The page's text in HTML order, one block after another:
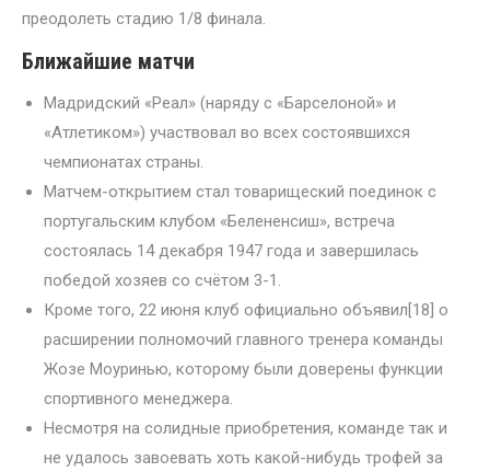
преодолеть стадию 1/8 финала.
Ближайшие матчи
Мадридский «Реал» (наряду с «Барселоной» и
«Атлетиком») участвовал во всех состоявшихся
чемпионатах страны.
Матчем-открытием стал товарищеский поединок с
португальским клубом «Белененсиш», встреча
состоялась 14 декабря 1947 года и завершилась
победой хозяев со счётом 3-1.
Кроме того, 22 июня клуб официально объявил[18] о
расширении полномочий главного тренера команды
Жозе Моуринью, которому были доверены функции
спортивного менеджера.
Несмотря на солидные приобретения, команде так и
не удалось завоевать хоть какой-нибудь трофей за